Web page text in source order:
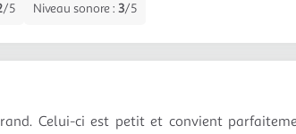
/5 Niveau sonore : 3/5
Celui-ci est petit et convient